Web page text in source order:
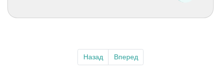
Назад Вперед